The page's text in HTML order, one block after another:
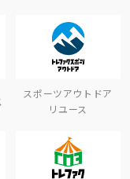
スポーツアウトドア
リユース